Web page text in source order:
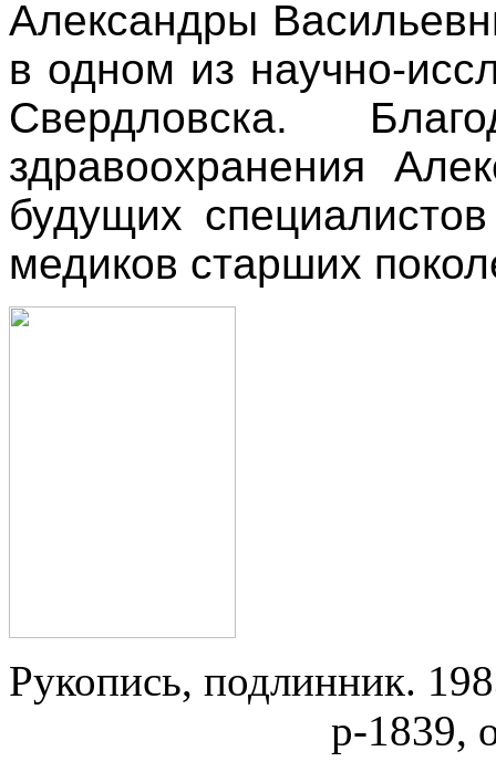
Александры
в одном из научно-
Свердловска.
здравоохранения
будущих
медиков старших
Рукопись, подлинник.
р-1839,